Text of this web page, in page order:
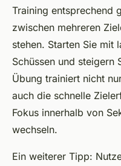
Training entsprechend
zwischen mehreren
stehen. Starten Sie mit
Schüssen und steigern
Übung trainiert nicht
auch die schnelle
Fokus innerhalb von
wechseln.
Ein weiterer Tipp: